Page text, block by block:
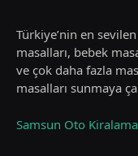
Türkiye’nin en sevilen
masalları, bebek
ve çok daha fazla
masalları sunmaya
Samsun Oto Kiralama